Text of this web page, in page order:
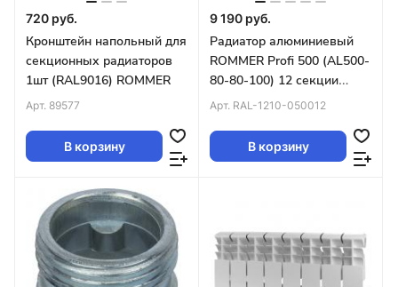
720 руб.
Кронштейн напольный для
секционных радиаторов
1шт (RAL9016) ROMMER
Арт. 89577
В корзину
9 190 руб.
Радиатор алюминиевый
ROMMER Profi 500 (AL500-
80-80-100) 12 секции
(RAL9016) 82486
Арт. RAL-1210-050012
В корзину